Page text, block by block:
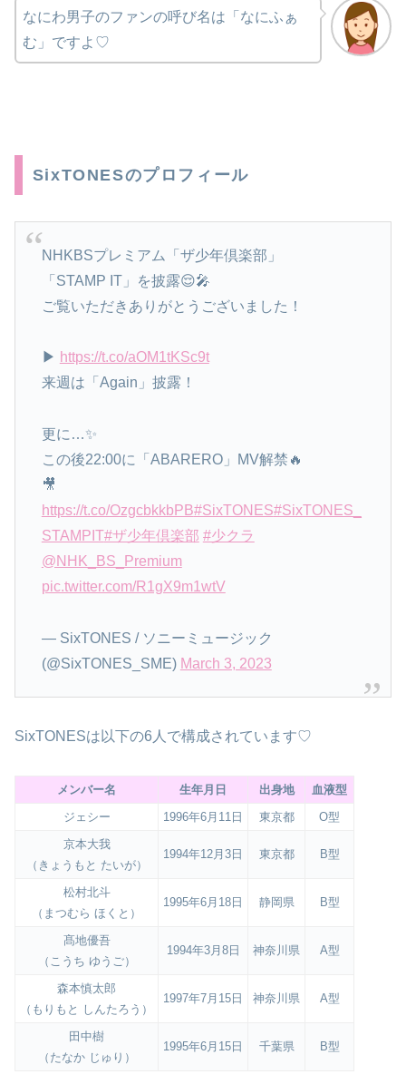
なにわ男子のファンの呼び名は「なにふぁ
む」ですよ♡
SixTONESのプロフィール
NHKBSプレミアム「ザ少年倶楽部」
「STAMP IT」を披露😌🎤
ご覧いただきありがとうございました！
▶︎ https://t.co/aOM1tKSc9t
来週は「Again」披露！
更に…✨
この後22:00に「ABARERO」MV解禁🔥
🎥
https://t.co/OzgcbkkbPB#SixTONES#SixTONES_
STAMPIT#ザ少年倶楽部 #少クラ
@NHK_BS_Premium
pic.twitter.com/R1gX9m1wtV
— SixTONES / ソニーミュージック
(@SixTONES_SME) March 3, 2023
SixTONESは以下の6人で構成されています♡
メンバー名 生年月日 出身地
血液型
ジェシー
1996年6月11日 東京都
O型
京本大我
（きょうもと たいが）
1994年12月3日 東京都 B型
松村北斗
（まつむら ほくと）
1995年6月18日 静岡県 B型
髙地優吾
（こうち ゆうご）
1994年3月8日 神奈川県 A型
森本慎太郎
（もりもと しんたろう）
1997年7月15日 神奈川県 A型
田中樹
（たなか じゅり）
1995年6月15日 千葉県 B型